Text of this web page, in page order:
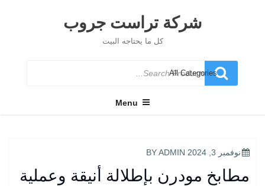
شركة تراست جروب
كل ما يحتاجه البيت
Search
for
Menu
POSTED
نوفمبر 3, 2024 ADMIN
مطابخ مودرن بإطلالة أنيقة وعملية